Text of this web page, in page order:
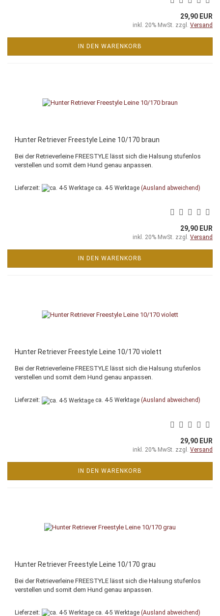
29,90 EUR
inkl. 20% MwSt. zzgl. Versand
IN DEN WARENKORB
Hunter Retriever Freestyle Leine 10/170 braun
Bei der Retrieverleine FREESTYLE lässt sich die Halsung stufenlos
verstellen und somit dem Hund genau anpassen.
Lieferzeit: ca. 4-5 Werktage (Ausland abweichend)
29,90 EUR
inkl. 20% MwSt. zzgl. Versand
IN DEN WARENKORB
Hunter Retriever Freestyle Leine 10/170 violett
Bei der Retrieverleine FREESTYLE lässt sich die Halsung stufenlos
verstellen und somit dem Hund genau anpassen.
Lieferzeit: ca. 4-5 Werktage (Ausland abweichend)
29,90 EUR
inkl. 20% MwSt. zzgl. Versand
IN DEN WARENKORB
Hunter Retriever Freestyle Leine 10/170 grau
Bei der Retrieverleine FREESTYLE lässt sich die Halsung stufenlos
verstellen und somit dem Hund genau anpassen.
Lieferzeit: ca. 4-5 Werktage (Ausland abweichend)